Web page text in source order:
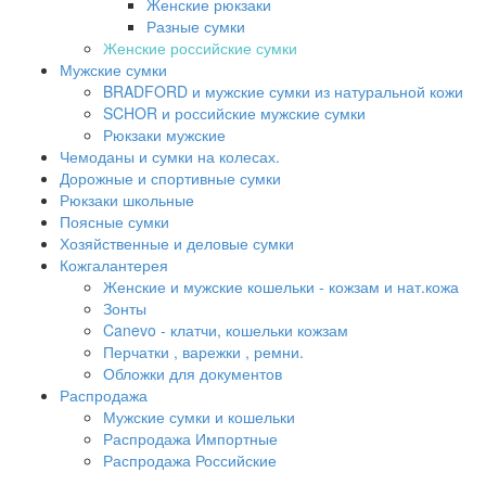
Женские рюкзаки
Разные сумки
Женские российские сумки
Мужские сумки
BRADFORD и мужские сумки из натуральной кожи
SCHOR и российские мужские сумки
Рюкзаки мужские
Чемоданы и сумки на колесах.
Дорожные и спортивные сумки
Рюкзаки школьные
Поясные сумки
Хозяйственные и деловые сумки
Кожгалантерея
Женские и мужские кошельки - кожзам и нат.кожа
Зонты
Canevo - клатчи, кошельки кожзам
Перчатки , варежки , ремни.
Обложки для документов
Распродажа
Мужские сумки и кошельки
Распродажа Импортные
Распродажа Российские